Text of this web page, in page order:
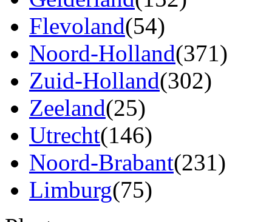
Flevoland(54)
Noord-Holland(371)
Zuid-Holland(302)
Zeeland(25)
Utrecht(146)
Noord-Brabant(231)
Limburg(75)